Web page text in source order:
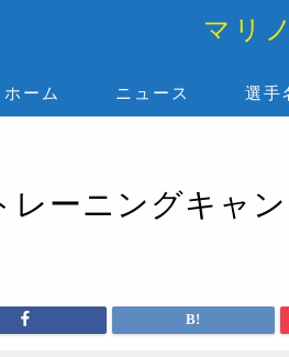
マリ
ホーム ニュース 選手
レーニングキャ